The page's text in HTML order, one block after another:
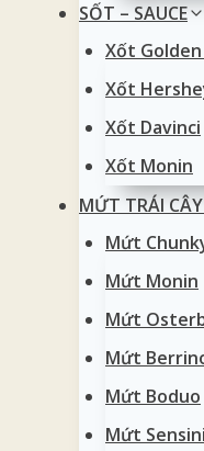
SỐT – SAUCE
Xốt Golden
Xốt
Xốt Davinci
Xốt Monin
MỨT TRÁI
Mứt
Mứt Monin
Mứt
Mứt
Mứt Boduo
Mứt Sensini